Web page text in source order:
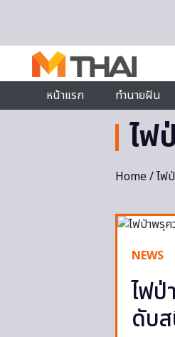
หน้าแรก
ทำนายฝัน
ไฟ
Home/ ไฟ
NEWS
ไฟป่
ดับ